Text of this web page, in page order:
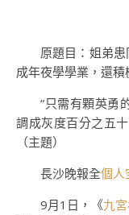
原題目：姐弟
成年夜學學業，還積
“只需有顆英勇
調成灰度百分之五
（主題）
長沙晚報全個人
9月1日，《九